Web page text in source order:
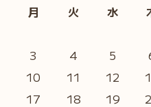
月
火 水
3
4 5
10
11 12
17
18 19